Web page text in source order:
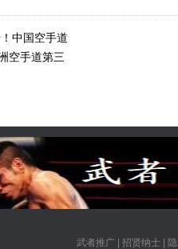
中国空手道
空手道第三
武者推广| 招贤纳士|